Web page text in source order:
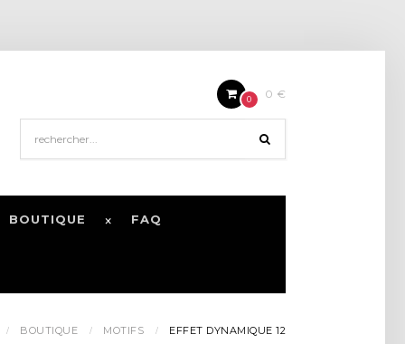
0 0 €
BOUTIQUE FAQ
BOUTIQUE MOTIFS EFFET DYNAMIQUE 12